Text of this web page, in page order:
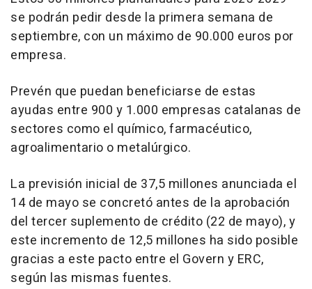
se podrán pedir desde la primera semana de
septiembre, con un máximo de 90.000 euros por
empresa.
Prevén que puedan beneficiarse de estas
ayudas entre 900 y 1.000 empresas catalanas de
sectores como el químico, farmacéutico,
agroalimentario o metalúrgico.
La previsión inicial de 37,5 millones anunciada el
14 de mayo se concretó antes de la aprobación
del tercer suplemento de crédito (22 de mayo), y
este incremento de 12,5 millones ha sido posible
gracias a este pacto entre el Govern y ERC,
según las mismas fuentes.